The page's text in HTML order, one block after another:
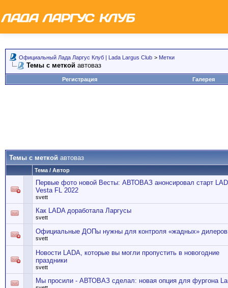
Официальный Лада Ларгус Клуб | Lada Largus Club > Метки
Темы с меткой автоваз
Регистрация Галерея
Темы с меткой автоваз
Тема / Автор
Первые фото новой Весты: АВТОВАЗ анонсировал старт
Vesta FL 2022
svett
Как LADA доработала Ларгусы
svett
Официальные ДОПы нужны для контроля «жадных»
svett
Новости LADA, которые вы могли пропустить в новогодние
праздники
svett
Мы просили - АВТОВАЗ сделал: новая опция для фургона